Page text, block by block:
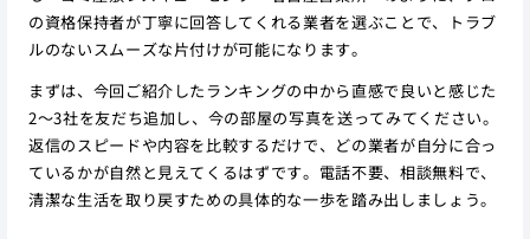
の資格保持者が丁寧に回答してくれる業者を選ぶことで、トラブ
ルのないスムーズな片付けが可能になります。
まずは、今回ご紹介したランキングの中から直感で良いと感じた
2〜3社を友だち追加し、今の部屋の写真を送ってみてください。
返信のスピードや内容を比較するだけで、どの業者が自分に合っ
ているかが自然と見えてくるはずです。電話不要、相談無料で、
清潔な生活を取り戻すための具体的な一歩を踏み出しましょう。